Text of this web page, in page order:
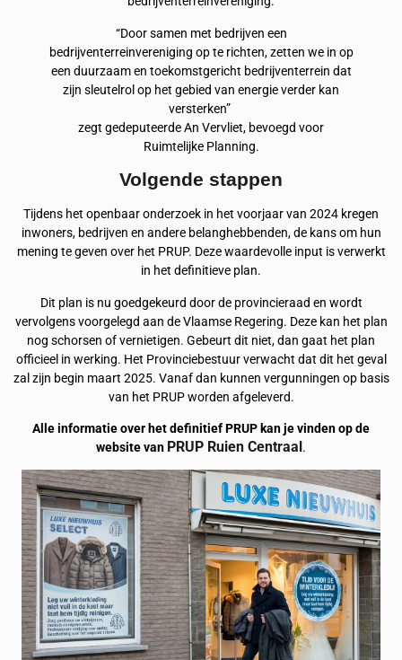
“Door samen met bedrijven een
bedrijventerreinvereniging op te richten, zetten we in op
een duurzaam en toekomstgericht bedrijventerrein dat
zijn sleutelrol op het gebied van energie verder kan
versterken” ​
​​zegt gedeputeerde An Vervliet, bevoegd voor
Ruimtelijke Planning.
Volgende stappen
Tijdens het openbaar onderzoek in het voorjaar van 2024 kregen
inwoners, bedrijven en andere belanghebbenden, de kans om hun
mening te geven over het PRUP. Deze waardevolle input is verwerkt
in het definitieve plan.
Dit plan is nu goedgekeurd door de provincieraad en wordt
vervolgens voorgelegd aan de Vlaamse Regering. Deze kan het plan
nog schorsen of vernietigen. Gebeurt dit niet, dan gaat het plan
officieel in werking. Het Provinciebestuur verwacht dat dit het geval
zal zijn begin maart 2025. Vanaf dan kunnen vergunningen op basis
van het PRUP worden afgeleverd.
Alle informatie over het definitief PRUP kan je vinden op de
website van PRUP Ruien Centraal.